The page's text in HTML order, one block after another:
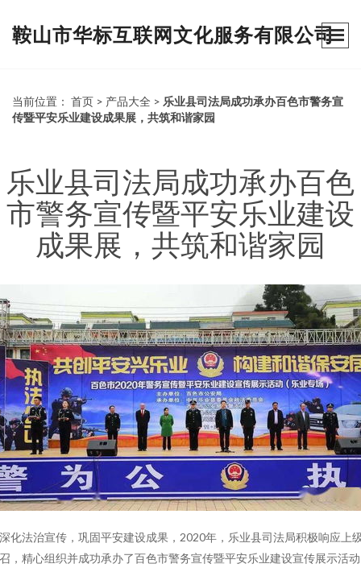
鞍山市华标互联网文化服务有限公司
当前位置： 首页 > 产品大全 > 乐业县司法局成功承办百色市警务宣
传暨平安乐业建设成果展，共筑和谐家园
乐业县司法局成功承办百色
市警务宣传暨平安乐业建设
成果展，共筑和谐家园
化法治宣传，巩固平安建设成果，2020年，乐业县司法局积极响应上
，精心组织并成功承办了百色市警务宣传暨平安乐业建设宣传展示活